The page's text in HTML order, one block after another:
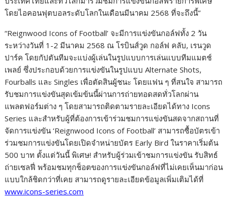
โดยไอคอนฟุตบอลระดับโลกในเดือนมีนาคม 2568 ที่จะถึงนี้”
“Reignwood Icons of Football’ จะมีการแข่งขันกอล์ฟทั้ง 2 วัน
ระหว่างวันที่ 1-2 มีนาคม 2568 ณ โรบินส์วูด กอล์ฟ คลับ, เรนวูด
ปาร์ค โดยกัปตันทีมจะแบ่งผู้เล่นในรูปแบบการเล่นแบบทีมแมตช์
เพลย์ ซึ่งประกอบด้วยการแข่งขันในรูปแบบ Alternate Shots,
Fourballs และ Singles เพื่อตัดสินผู้ชนะ โดยแฟน ๆ ที่สนใจ สามารถ
รับชมการแข่งขันสุดเข้มข้นนี้ผ่านการถ่ายทอดสดทั่วโลกผ่าน
แพลตฟอร์มต่าง ๆ โดยสามารถติดตามรายละเอียดได้ทาง Icons
Series และสำหรับผู้ที่ต้องการเข้าร่วมชมการแข่งขันสดจากสถานที่
จัดการแข่งขัน ‘Reignwood Icons of Football’ สามารถซื้อบัตรเข้า
ร่วมชมการแข่งขัน​โดยเปิดจำหน่ายบัตร Early Bird ในราคาเริ่มต้น
500 บาท ตั้งแต่วันนี้ พิเศษ! สำหรับผู้ร่วมเข้าชมการแข่งขัน รับสิทธ์
ถ่ายเซลฟี่ พร้อมชมทุกช็อตของการแข่งขันกอล์ฟที่ไม่เคยเห็นมาก่อน
แบบใกล้ชิดกว่าที่เคย สามารถดูรายละเอียดข้อมูลเพิ่มเติมได้ที่
www.icons-series.com